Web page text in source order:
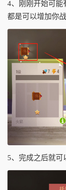
4、刚刚开始可能
都是可以增加你
5、完成之后就可